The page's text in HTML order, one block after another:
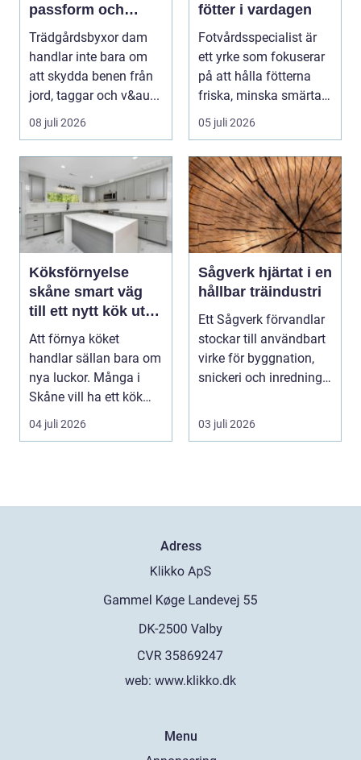
passform och
hållbar stil i
rabatten
Trädgårdsbyxor dam
handlar inte bara om
att skydda benen från
jord, taggar och v&au...
08 juli 2026
fötter i vardagen
Fotvårdsspecialist är
ett yrke som fokuserar
på att hålla fötterna
friska, minska smärta
och förebyg...
05 juli 2026
Köksförnyelse
skåne smart väg
till ett nytt kök utan
helrenovering
Att förnya köket
handlar sällan bara om
nya luckor. Många i
Skåne vill ha ett kök
som fungerar bättr...
04 juli 2026
Sågverk hjärtat i en
hållbar träindustri
Ett Sågverk förvandlar
stockar till användbart
virke för byggnation,
snickeri och inredning.
03 juli 2026
Adress
web: www.klikko.dk
Menu